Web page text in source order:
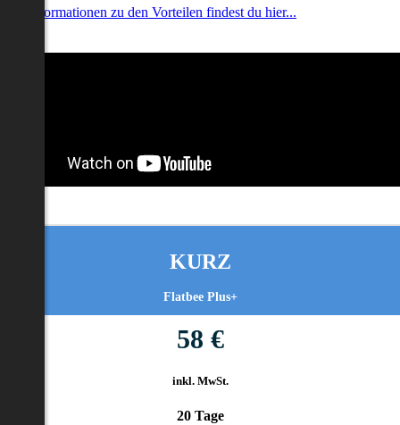
Informationen zu den Vorteilen findest du hier...
KURZ
Flatbee Plus+
58 €
inkl. MwSt.
20 Tage